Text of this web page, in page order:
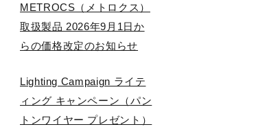
METROCS（メトロクス）
取扱製品 2026年9月1日か
らの価格改定のお知らせ
Lighting Campaign ライテ
ィング キャンペーン（パン
トンワイヤー プレゼント）